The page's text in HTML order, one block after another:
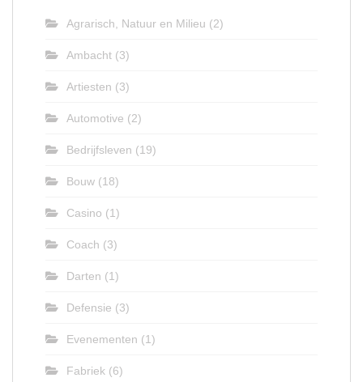
Agrarisch, Natuur en Milieu (2)
Ambacht (3)
Artiesten (3)
Automotive (2)
Bedrijfsleven (19)
Bouw (18)
Casino (1)
Coach (3)
Darten (1)
Defensie (3)
Evenementen (1)
Fabriek (6)